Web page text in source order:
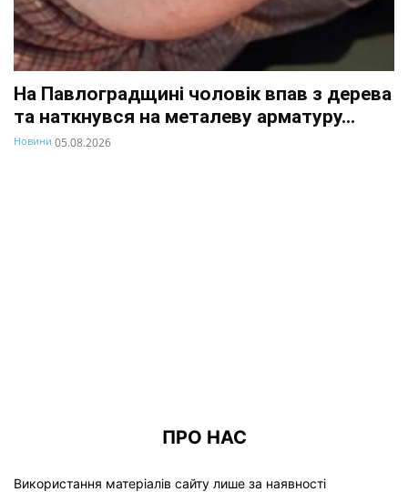
На Павлоградщині чоловік впав з дерева
та наткнувся на металеву арматуру...
Новини 05.08.2026
ПРО НАС
Використання матеріалів сайту лише за наявності